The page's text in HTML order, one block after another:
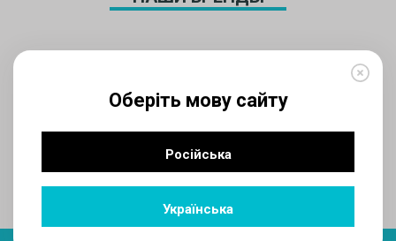
Оберіть мову сайту
Російська
Українська
Поделитесь ссылкой в социальных сетях